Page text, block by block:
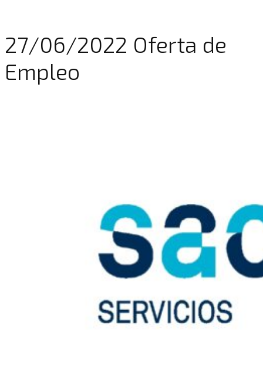
27/06/2022 Oferta de
Empleo